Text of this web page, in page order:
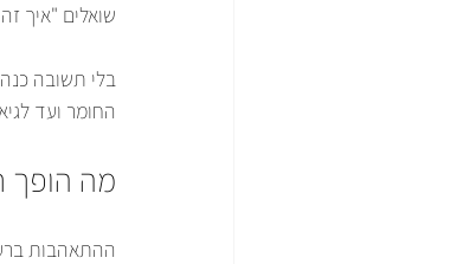
שואלים "איך
בלי תשובה
החומר ועד
מה הופך
ההתאהבות